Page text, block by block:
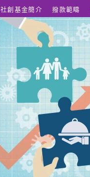
社創基金簡介 撥款範疇